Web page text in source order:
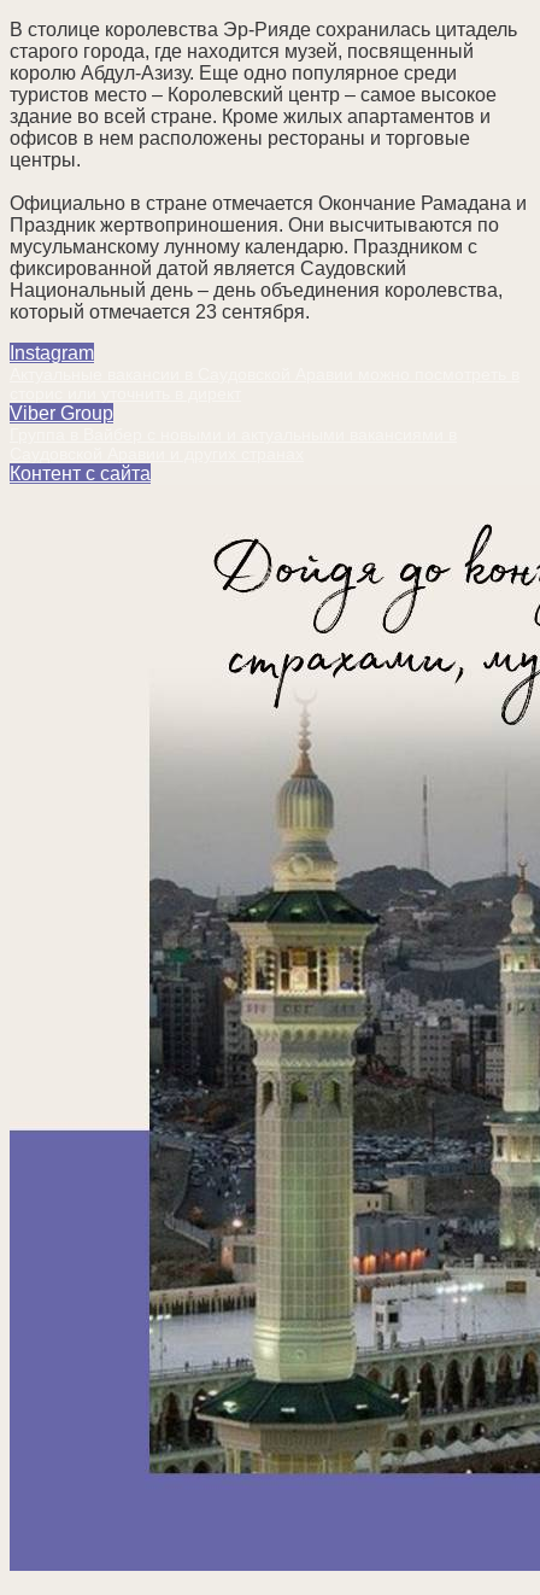
В столице королевства Эр-Рияде сохранилась цитадель
старого города, где находится музей, посвященный
королю Абдул-Азизу. Еще одно популярное среди
туристов место – Королевский центр – самое высокое
здание во всей стране. Кроме жилых апартаментов и
офисов в нем расположены рестораны и торговые
центры.
Официально в стране отмечается Окончание Рамадана и
Праздник жертвоприношения. Они высчитываются по
мусульманскому лунному календарю. Праздником с
фиксированной датой является Саудовский
Национальный день – день объединения королевства,
который отмечается 23 сентября.
Instagram
Viber Group
Контент с сайта